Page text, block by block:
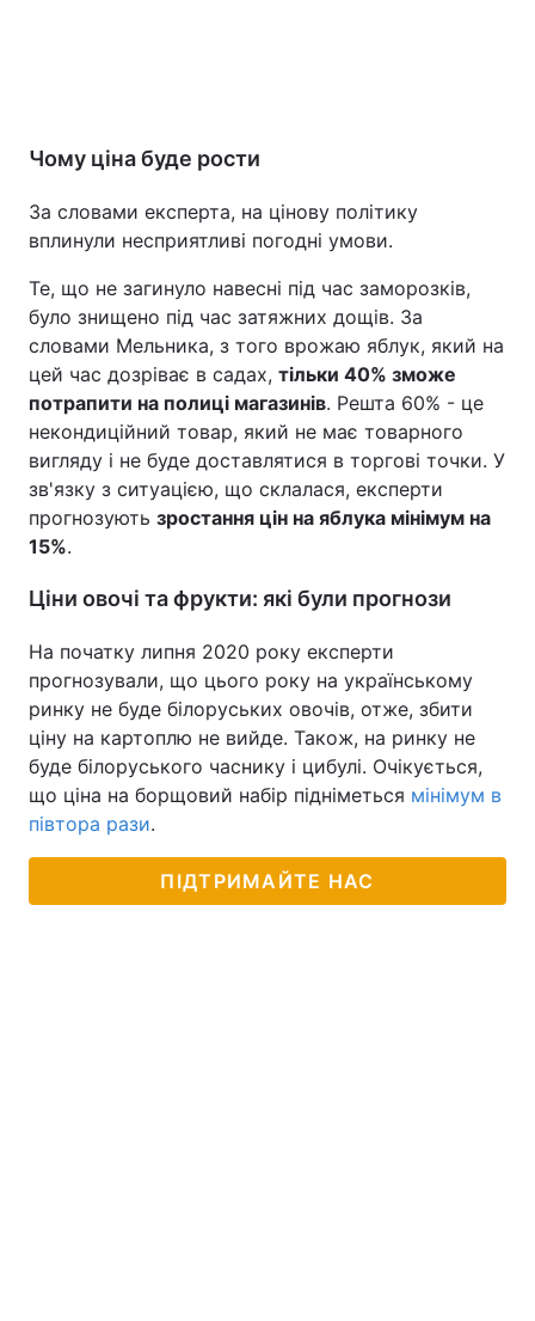
Чому ціна буде рости
За словами експерта, на цінову політику
вплинули несприятливі погодні умови.
Те, що не загинуло навесні під час заморозків,
було знищено під час затяжних дощів. За
словами Мельника, з того врожаю яблук, який на
цей час дозріває в садах, тільки 40% зможе
потрапити на полиці магазинів. Решта 60% - це
некондиційний товар, який не має товарного
вигляду і не буде доставлятися в торгові точки. У
зв'язку з ситуацією, що склалася, експерти
прогнозують зростання цін на яблука мінімум на
15%.
Ціни овочі та фрукти: які були прогнози
На початку липня 2020 року експерти
прогнозували, що цього року на українському
ринку не буде білоруських овочів, отже, збити
ціну на картоплю не вийде. Також, на ринку не
буде білоруського часнику і цибулі. Очікується,
що ціна на борщовий набір підніметься мінімум в
півтора рази.
ПІДТРИМАЙТЕ НАС